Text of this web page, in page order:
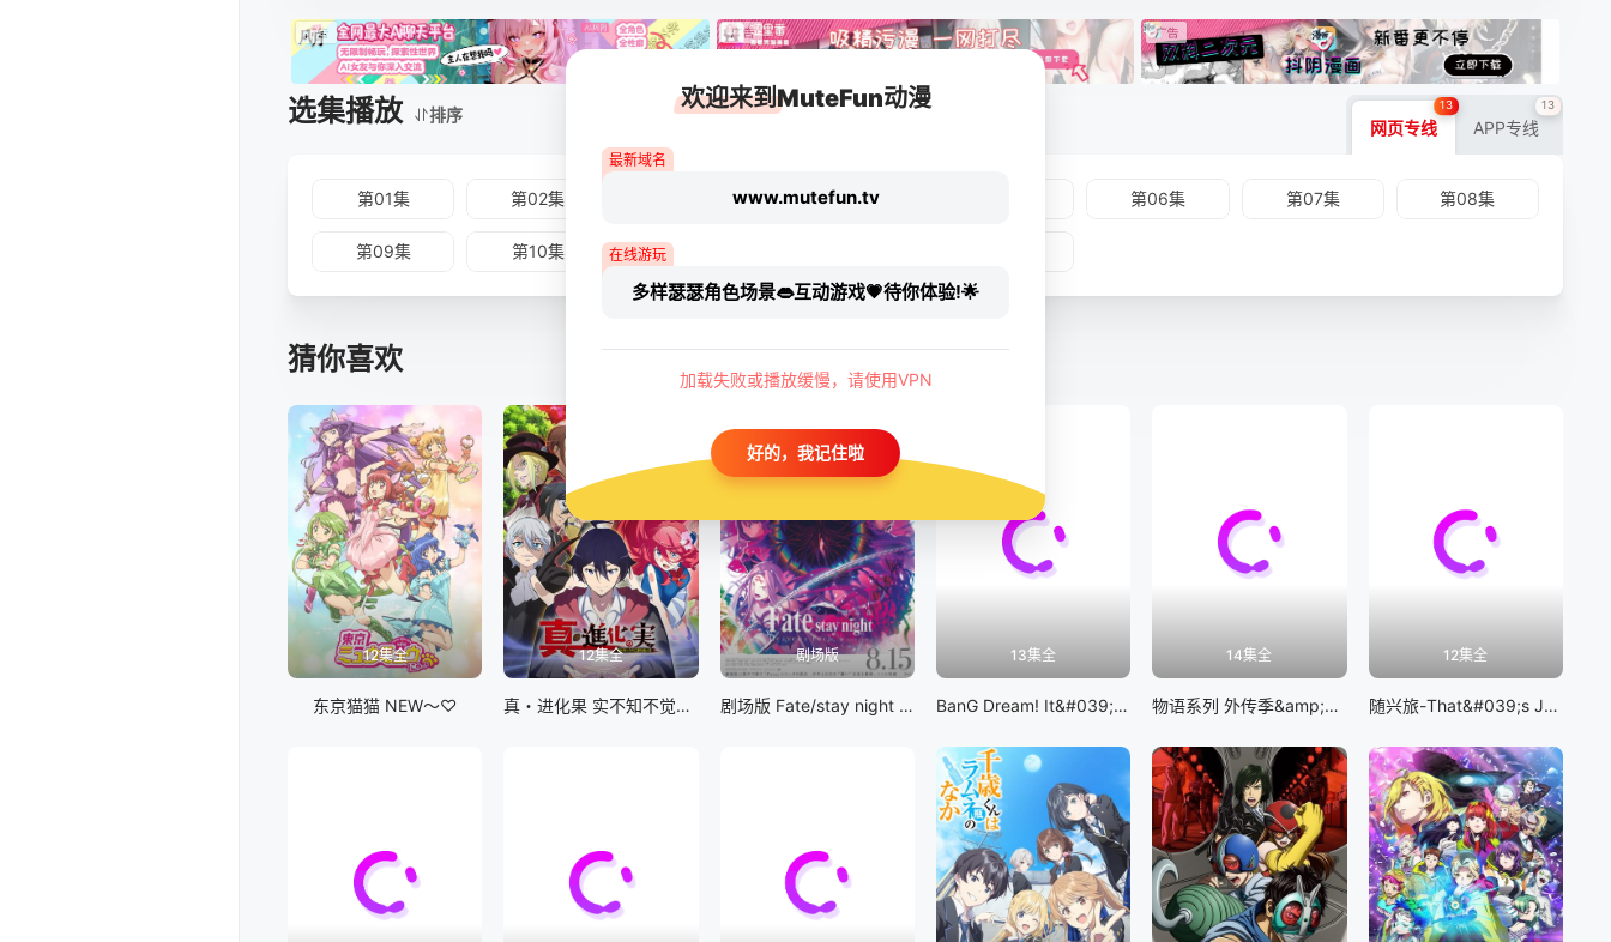
选集播放 排序
网页专线
13
APP专线
13
第01集 第02集 第04集 第06集 第07集 第08集
第09集 第10集 第11集
猜你喜欢
12集全
东京猫猫 NEW～♡
12集全
真・进化果 实不知不觉踏上胜利的人生
剧场版
剧场版 Fate/stay night [Heaven&#039;s Feel] III.spring song
13集全
BanG Dream! It&#039;s MyGO!!!!!
14集全
物语系列 外传季&amp;怪物季
12集全
随兴旅-That&#039;s Journey-
欢迎来到MuteFun动漫
最新域名
www.mutefun.tv
在线游玩
多样瑟瑟角色场景👄互动游戏💗待你体验!🌟
加载失败或播放缓慢，请使用VPN
好的，我记住啦